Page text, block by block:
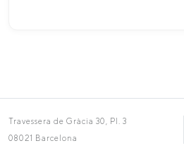
Travessera de Gràcia 30, Pl. 3
08021 Barcelona